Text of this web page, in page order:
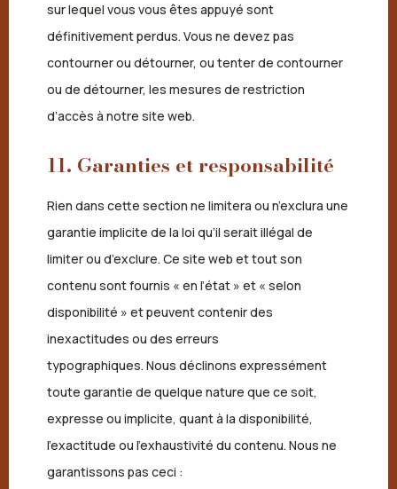
sur lequel vous vous êtes appuyé sont
définitivement perdus. Vous ne devez pas
contourner ou détourner, ou tenter de contourner
ou de détourner, les mesures de restriction
d’accès à notre site web.
11. Garanties et responsabilité
Rien dans cette section ne limitera ou n’exclura une
garantie implicite de la loi qu’il serait illégal de
limiter ou d’exclure. Ce site web et tout son
contenu sont fournis « en l’état » et « selon
disponibilité » et peuvent contenir des
inexactitudes ou des erreurs
typographiques. Nous déclinons expressément
toute garantie de quelque nature que ce soit,
expresse ou implicite, quant à la disponibilité,
l’exactitude ou l’exhaustivité du contenu. Nous ne
garantissons pas ceci :